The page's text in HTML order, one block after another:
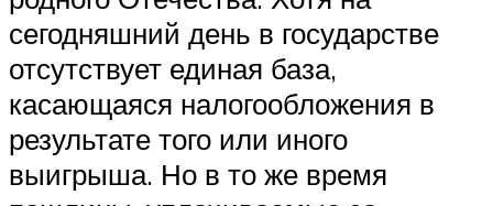
сегодняшний день в государстве
отсутствует единая база,
касающаяся налогообложения в
результате того или иного
выигрыша. Но в то же время